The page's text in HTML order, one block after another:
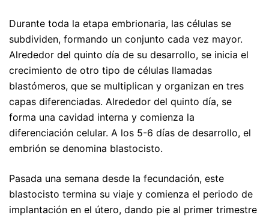
Durante toda la etapa embrionaria, las células se
subdividen, formando un conjunto cada vez mayor.
Alrededor del quinto día de su desarrollo, se inicia el
crecimiento de otro tipo de células llamadas
blastómeros, que se multiplican y organizan en tres
capas diferenciadas. Alrededor del quinto día, se
forma una cavidad interna y comienza la
diferenciación celular. A los 5-6 días de desarrollo, el
embrión se denomina blastocisto.
Pasada una semana desde la fecundación, este
blastocisto termina su viaje y comienza el periodo de
implantación en el útero, dando pie al primer trimestre